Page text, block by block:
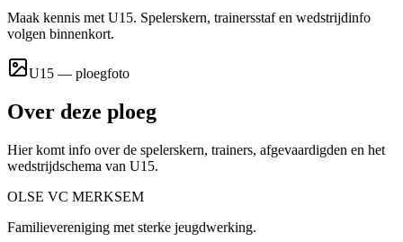
Maak kennis met U15. Spelerskern, trainersstaf en wedstrijdinfo
volgen binnenkort.
U15 — ploegfoto
Over deze ploeg
Hier komt info over de spelerskern, trainers, afgevaardigden en het
wedstrijdschema van U15.
OLSE VC MERKSEM
Familievereniging met sterke jeugdwerking.